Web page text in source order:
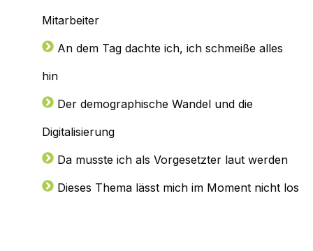
Mitarbeiter
An dem Tag dachte ich, ich schmeiße alles
hin
Der demographische Wandel und die
Digitalisierung
Da musste ich als Vorgesetzter laut werden
Dieses Thema lässt mich im Moment nicht los